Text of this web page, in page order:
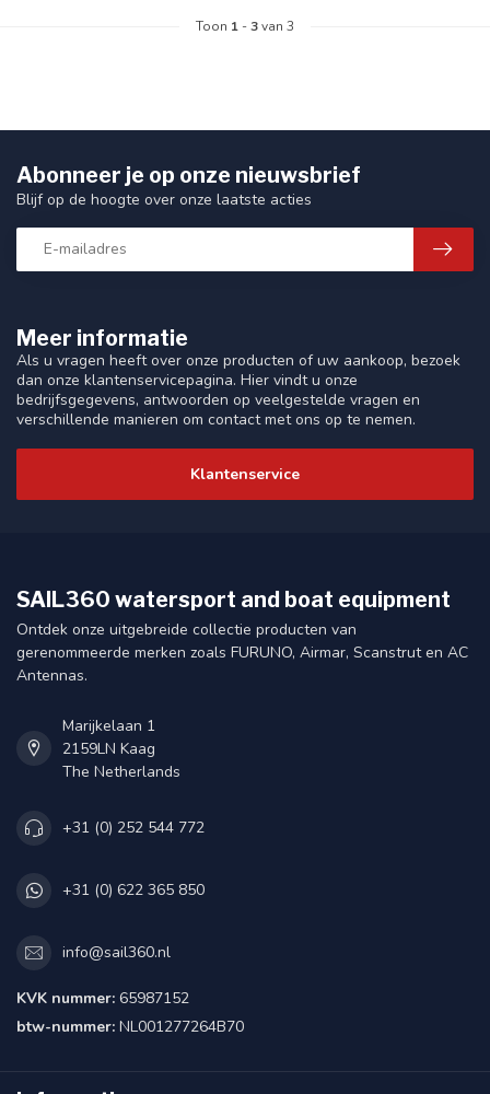
Toon 1 -3van 3
Meer informatie
Als u vragen heeft over onze producten of uw aankoop, bezoek
dan onze klantenservicepagina. Hier vindt u onze
bedrijfsgegevens, antwoorden op veelgestelde vragen en
verschillende manieren om contact met ons op te nemen.
Klantenservice
Abonneer je op onze nieuwsbrief
Blijf op de hoogte over onze laatste acties
SAIL360 watersport and boat equipment
Ontdek onze uitgebreide collectie producten van
gerenommeerde merken zoals FURUNO, Airmar, Scanstrut en AC
Antennas.
Marijkelaan 1
2159LN Kaag
The Netherlands
+31 (0) 252 544 772
+31 (0) 622 365 850
info@sail360.nl
KVK nummer: 65987152
btw-nummer: NL001277264B70